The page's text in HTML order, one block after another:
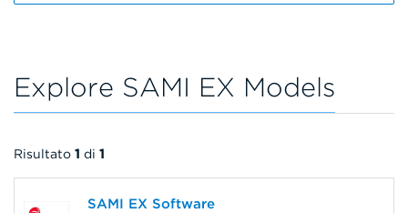
Explore SAMI EX Models
Risultato 1 di 1
SAMI EX Software